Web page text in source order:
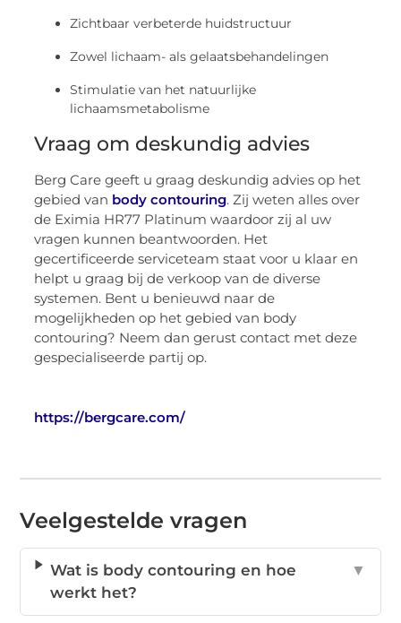
Zichtbaar verbeterde huidstructuur
Zowel lichaam- als gelaatsbehandelingen
Stimulatie van het natuurlijke
lichaamsmetabolisme
Vraag om deskundig advies
Berg Care geeft u graag deskundig advies op het
gebied van body contouring. Zij weten alles over
de Eximia HR77 Platinum waardoor zij al uw
vragen kunnen beantwoorden. Het
gecertificeerde serviceteam staat voor u klaar en
helpt u graag bij de verkoop van de diverse
systemen. Bent u benieuwd naar de
mogelijkheden op het gebied van body
contouring? Neem dan gerust contact met deze
gespecialiseerde partij op.
https://bergcare.com/
Veelgestelde vragen
Wat is body contouring en hoe
werkt het?
▼